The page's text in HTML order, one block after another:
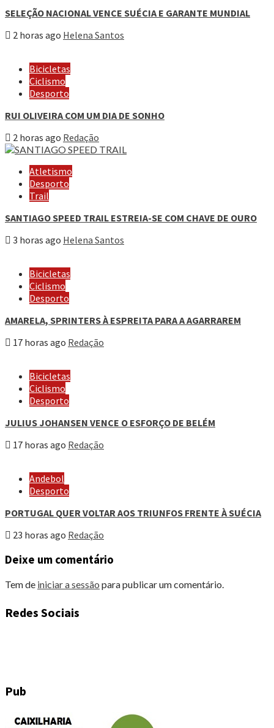
SELEÇÃO NACIONAL VENCE SUÉCIA E GARANTE MUNDIAL
2 horas ago Helena Santos
Bicicletas
Ciclismo
Desporto
RUI OLIVEIRA COM UM DIA DE SONHO
2 horas ago Redação
Atletismo
Desporto
Trail
SANTIAGO SPEED TRAIL ESTREIA-SE COM CHAVE DE OURO
3 horas ago Helena Santos
Bicicletas
Ciclismo
Desporto
AMARELA, SPRINTERS À ESPREITA PARA A AGARRAREM
17 horas ago Redação
Bicicletas
Ciclismo
Desporto
JULIUS JOHANSEN VENCE O ESFORÇO DE BELÉM
17 horas ago Redação
Andebol
Desporto
PORTUGAL QUER VOLTAR AOS TRIUNFOS FRENTE À SUÉCIA
23 horas ago Redação
Deixe um comentário
Tem de iniciar a sessão para publicar um comentário.
Redes Sociais
Pub